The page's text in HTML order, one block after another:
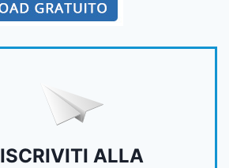
ISCRIVITI ALLA